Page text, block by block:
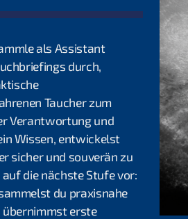
als Assistant
durch,
Taucher zum
Verantwortung und
Wissen, entwickelst
sicher und souverän zu
die nächste Stufe vor:
du praxisnahe
erste